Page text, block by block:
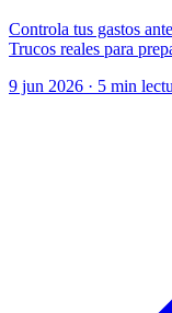
Controla tus gastos
Trucos reales para
9 jun 2026 · 5 min